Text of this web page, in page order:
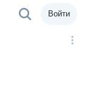
Войти